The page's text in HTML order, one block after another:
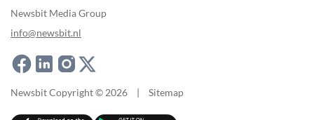
Newsbit Media Group
info@newsbit.nl
Newsbit Copyright © 2026 | Sitemap